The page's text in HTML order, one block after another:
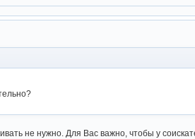
не нужно. Для Вас важно, чтобы у